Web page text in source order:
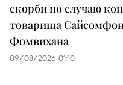
скорби по случаю
товарища
Фомвихана
09/08/2026 01:10